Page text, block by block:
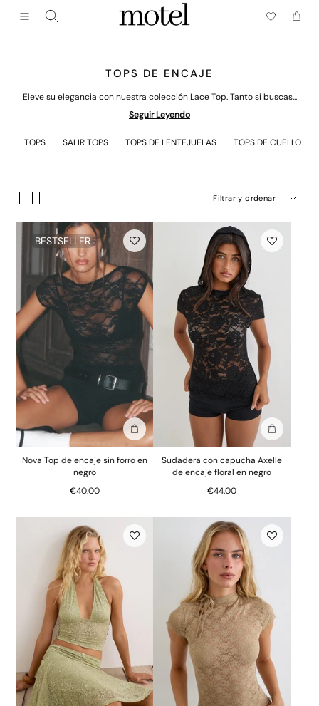
Menú
Cerrar (esc) Carrito
TOPS DE ENCAJE
Eleve su elegancia con nuestra colección Lace Top. Tanto si buscas...
Seguir Leyendo
TOPS SALIR TOPS TOPS DE LENTEJUELAS TOPS DE CUELLO
Filtrar y ordenar
BESTSELLER
Añadir a la bolsa
Nova Top de encaje sin forro en
negro
€40.00
Añadir a la
Sudadera con capucha Axelle
de encaje floral en negro
€44.00